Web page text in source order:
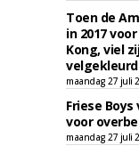
Toen de
in 2017
Kong, viel
maandag 27 juli
Friese
voor
maandag 27 juli